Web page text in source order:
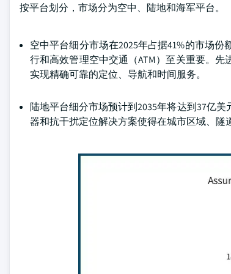
按平台划分，市场分为空中、陆地和海军平台。
空中平台细分市场在2025年占据41%的市场
行和高效管理空中交通（ATM）至关重要。
实现精确可靠的定位、导航和时间服务。
陆地平台细分市场预计到2035年将达到37亿
器和抗干扰定位解决方案使得在城市区域、隧